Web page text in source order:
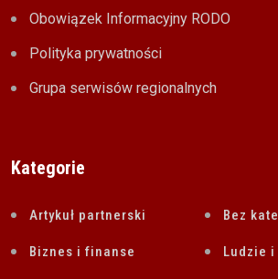
Obowiązek Informacyjny RODO
Polityka prywatności
Grupa serwisów regionalnych
Kategorie
Artykuł partnerski Bez
Biznes i finanse Ludzie